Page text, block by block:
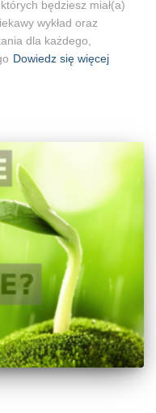
będziesz miał(a)
wykład oraz
dla każdego,
Dowiedz się więcej